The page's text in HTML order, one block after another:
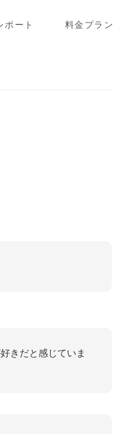
ポート 料金プラン
きだと感じていま